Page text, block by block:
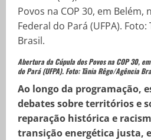
Abertura da Cúpula dos Povos na COP 30,
do Pará (UFPA). Foto:Tânia Rêgo/Agência
Ao longo da programação,
debates sobre territórios e
reparação histórica e
transição energética justa,